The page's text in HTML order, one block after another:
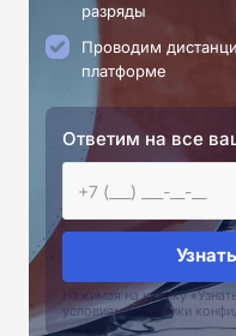
разряды
Проводим
платформе
Ответим на все
Нажимая на кнопку
условиями политики